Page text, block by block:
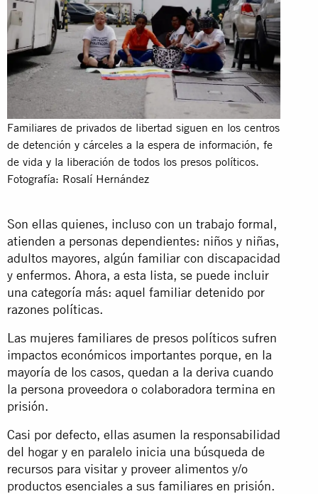
Familiares de privados de libertad siguen en los centros
de detención y cárceles a la espera de información, fe
de vida y la liberación de todos los presos políticos.
Fotografía: Rosalí Hernández
Son ellas quienes, incluso con un trabajo formal,
atienden a personas dependientes: niños y niñas,
adultos mayores, algún familiar con discapacidad
y enfermos. Ahora, a esta lista, se puede incluir
una categoría más: aquel familiar detenido por
razones políticas.
Las mujeres familiares de presos políticos sufren
impactos económicos importantes porque, en la
mayoría de los casos, quedan a la deriva cuando
la persona proveedora o colaboradora termina en
prisión.
Casi por defecto, ellas asumen la responsabilidad
del hogar y en paralelo inicia una búsqueda de
recursos para visitar y proveer alimentos y/o
productos esenciales a sus familiares en prisión.